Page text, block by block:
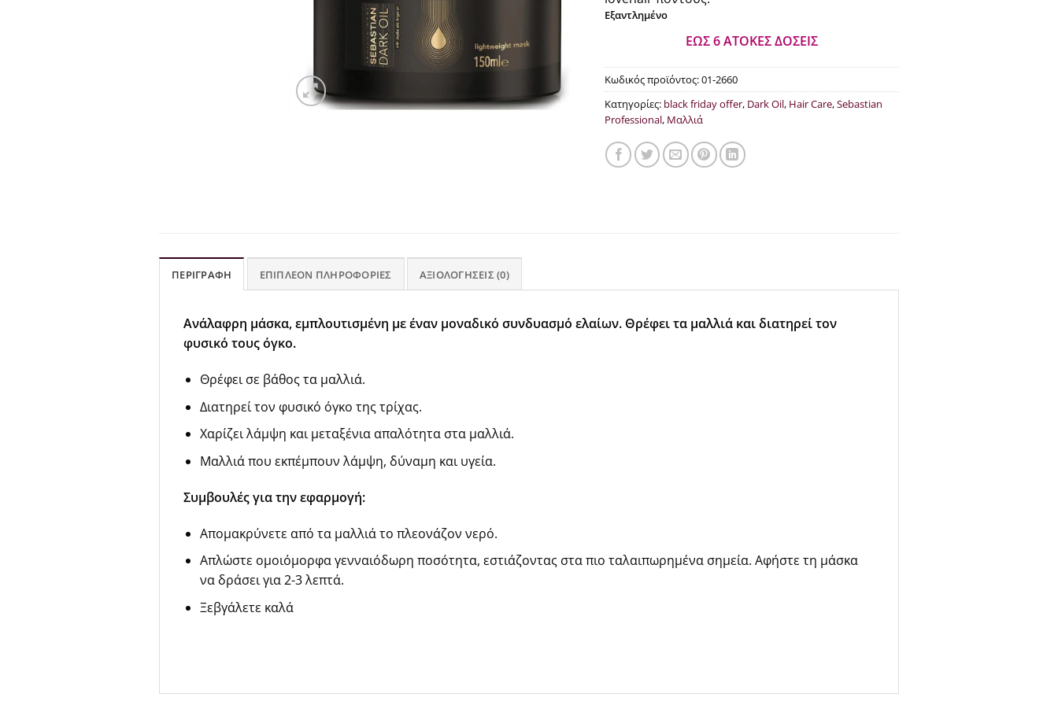
€29.80.
Εξαντλημένο
ΕΩΣ 6 ΑΤΟΚΕΣ ΔΟΣΕΙΣ
Κωδικός προϊόντος:01-2660
Κατηγορίες: black friday offer, Dark Oil, Hair Care,Sebastian
Professional, Μαλλιά
ΠΕΡΙΓΡΑΦΉ ΕΠΙΠΛΈΟΝ ΠΛΗΡΟΦΟΡΊΕΣ ΑΞΙΟΛΟΓΉΣΕΙΣ (0)
Ανάλαφρη μάσκα, εμπλουτισμένη με έναν μοναδικό συνδυασμό ελαίων. Θρέφει τα μαλλιά και διατηρεί τον
φυσικό τους όγκο.
Θρέφει σε βάθος τα μαλλιά.
Διατηρεί τον φυσικό όγκο της τρίχας.
Χαρίζει λάμψη και μεταξένια απαλότητα στα μαλλιά.
Μαλλιά που εκπέμπουν λάμψη, δύναμη και υγεία.
Συμβουλές για την εφαρμογή:
Απομακρύνετε από τα μαλλιά το πλεονάζον νερό.
Απλώστε ομοιόμορφα γενναιόδωρη ποσότητα, εστιάζοντας στα πιο ταλαιπωρημένα σημεία. Αφήστε τη μάσκα
να δράσει για 2-3 λεπτά.
Ξεβγάλετε καλά